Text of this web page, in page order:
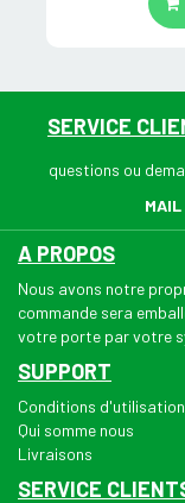
SERVICE
questions ou
MAIL
A PROPOS
Nous avons notre
commande sera
votre porte par votre
SUPPORT
Conditions d'utilisation
Qui somme nous
Livraisons
SERVICE